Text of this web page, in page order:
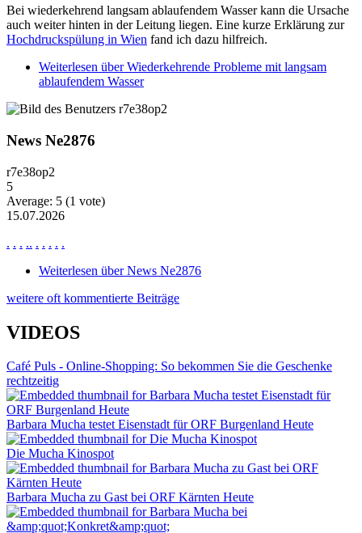
Bei wiederkehrend langsam ablaufendem Wasser kann die Ursache
auch weiter hinten in der Leitung liegen. Eine kurze Erklärung zur
Hochdruckspülung in Wien fand ich dazu hilfreich.
Weiterlesen über Wiederkehrende Probleme mit langsam
ablaufendem Wasser
News Ne2876
r7e38op2
5
Average: 5 (1 vote)
15.07.2026
. . . .. . . . . .
Weiterlesen über News Ne2876
weitere oft kommentierte Beiträge
VIDEOS
Café Puls - Online-Shopping: So bekommen Sie die Geschenke
rechtzeitig
Barbara Mucha testet Eisenstadt für ORF Burgenland Heute
Die Mucha Kinospot
Barbara Mucha zu Gast bei ORF Kärnten Heute